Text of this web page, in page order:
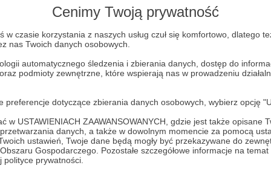
Cenimy Twoją prywatność
w czasie korzystania z naszych usług czuł się komfortowo, dlatego
nas Twoich danych osobowych.
automatycznego śledzenia i zbierania danych, dostęp do
podmioty zewnętrzne, które wspierają nas w prowadzeniu
dotyczące zbierania danych osobowych, wybierz opcję
w USTAWIENIACH ZAAWANSOWANYCH, gdzie jest także opisane
danych, a także w dowolnym momencie za pomocą
ustawień, Twoje dane będą mogły być przekazywane do
Gospodarczego. Pozostałe szczegółowe informacje na
prywatności.
ninja turtles rise of tmnt